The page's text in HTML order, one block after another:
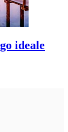
ideale